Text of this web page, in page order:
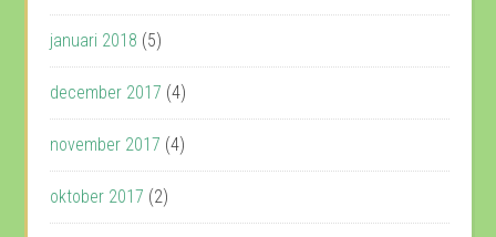
januari 2018 (5)
december 2017 (4)
november 2017 (4)
oktober 2017 (2)